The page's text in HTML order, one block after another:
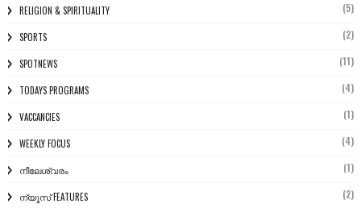
RELIGION & SPIRITUALITY (5)
SPORTS (2)
SPOTNEWS (11)
TODAYS PROGRAMS (4)
VACCANCIES (1)
WEEKLY FOCUS (4)
നീലേശ്വരം (1)
ന്യൂസ് FEATURES (2)